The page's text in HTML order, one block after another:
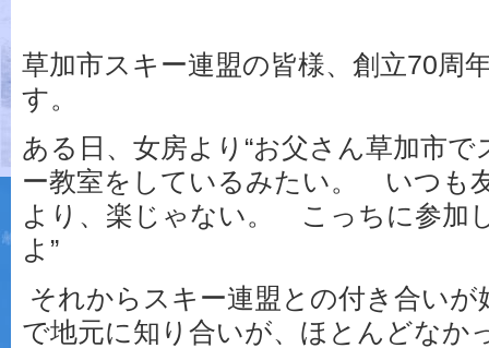
草加市スキー連盟の皆様、創立70周
す。
ある日、女房より“お父さん草加市
ー教室をしているみたい。 いつも
より、楽じゃない。 こっちに参加
よ”
それからスキー連盟との付き合い
で地元に知り合いが、ほとんどなか